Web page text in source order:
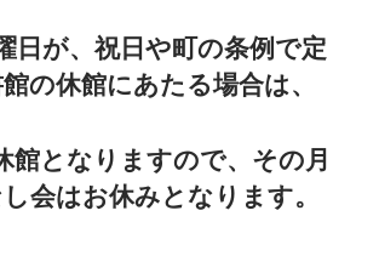
日が、祝日や町の条例で定
の休館にあたる場合は、
館となりますので、その月
会はお休みとなります。